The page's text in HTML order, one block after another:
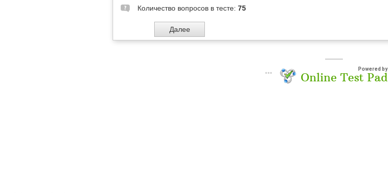
Количество вопросов в тесте: 75
Powered by
Online Test Pad